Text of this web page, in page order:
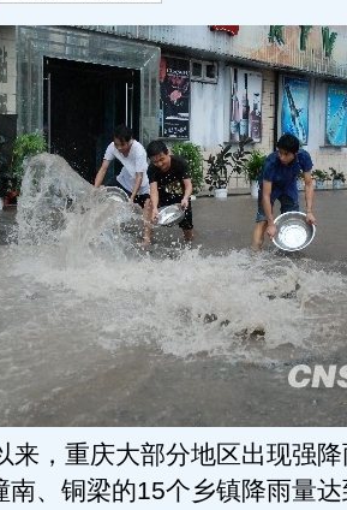
，重庆大部分地区出现强降
南、铜梁的15个乡镇降雨量